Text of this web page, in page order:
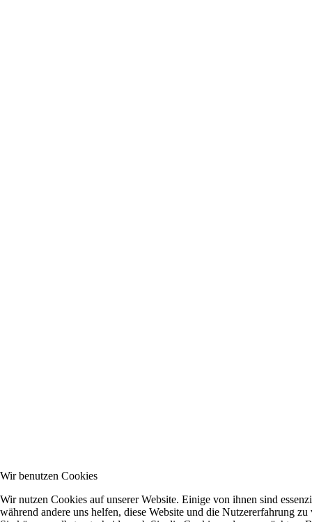
Wir benutzen Cookies
Wir nutzen Cookies auf unserer Website. Einige von ihnen sind
während andere uns helfen, diese Website und die Nutzererfahrung